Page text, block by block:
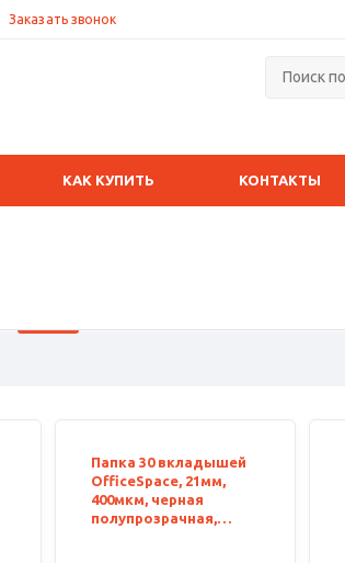
Заказать звонок
КАК КУПИТЬ КОНТАКТЫ
Папка 30 вкладышей
OfficeSpace, 21мм,
400мкм, черная
полупрозрачная,